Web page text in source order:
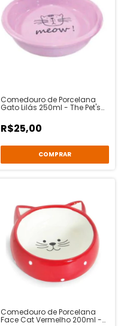
Comedouro de Porcelana
Gato Lilás 250ml - The Pet's
R$25,00
Comedouro de Porcelana
Face Cat Vermelho 200ml -